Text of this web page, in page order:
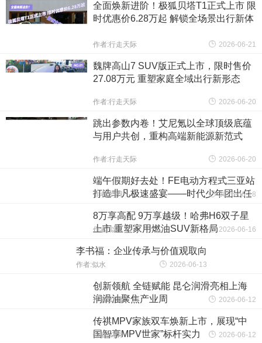
全面焕新进阶！极狐贝塔T1正式上市 限
时优惠价6.28万起 解锁全场景出行新体
作者:行走天际 2026-06-21
魏牌高山7 SUV版正式上市，限时售价
27.08万元 重塑家庭全域出行新形态
作者:行走天际 2026-06-20
跳出参数内卷！艾尼氪以全球顶级底蕴
与用户共创，重构高端新能源新范式
作者:行走天际 2026-06-20
端午假期好去处！FE电动方程式三亚站
打造非凡极速盛宴——时代少年团出任
使
作者:幻羽 2026-06-18
8万享高配 9万享越级！哈弗H6双子星
上市 重塑家用燃油SUV新格局
作者:似水 2026-06-16
李书福：企业传承与价值观取向
作者:似水 2026-06-13
创新领航 全链赋能 昆仑润滑亮相上海
润滑油聚焦产业周
作者:幻羽 2026-06-12
传祺MPV家族双车焕新上市，展现“中
国智享MPV世家”标杆实力
作者:幻羽 2026-06-12